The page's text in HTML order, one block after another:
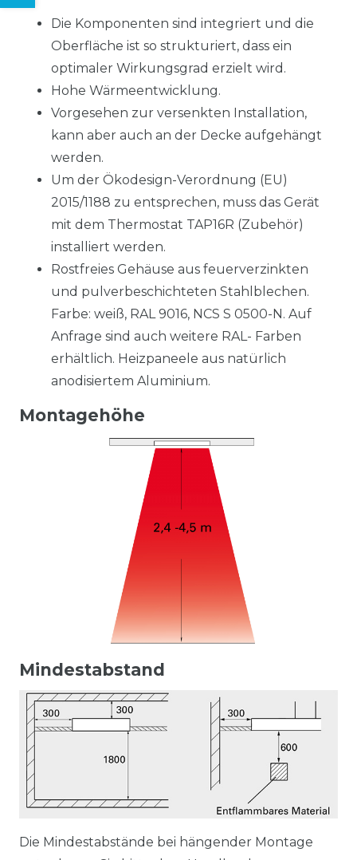
Die Komponenten sind integriert und die
Oberfläche ist so strukturiert, dass ein
optimaler Wirkungsgrad erzielt wird.
Hohe Wärmeentwicklung.
Vorgesehen zur versenkten Installation,
kann aber auch an der Decke aufgehängt
werden.
Um der Ökodesign-Verordnung (EU)
2015/1188 zu entsprechen, muss das Gerät
mit dem Thermostat TAP16R (Zubehör)
installiert werden.
Rostfreies Gehäuse aus feuerverzinkten
und pulverbeschichteten Stahlblechen.
Farbe: weiß, RAL 9016, NCS S 0500-N. Auf
Anfrage sind auch weitere RAL- Farben
erhältlich. Heizpaneele aus natürlich
anodisiertem Aluminium.
Montagehöhe
Mindestabstand
Die Mindestabstände bei hängender Montage